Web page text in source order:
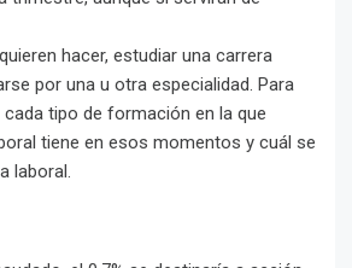
hacer, estudiar una carrera
por una u otra especialidad. Para
tipo de formación en la que
tiene en esos momentos y cuál se
laboral.